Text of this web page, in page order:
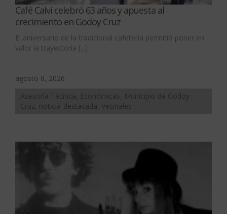
Café Calvi celebró 63 años y apuesta al
crecimiento en Godoy Cruz
El aniversario de la tradicional cafetería permitió poner en
valor la trayectoria [...]
agosto 8, 2026
Asesoría Técnica, Económicas, Municipio de Godoy
Cruz, noticia-destacada, Vecinales